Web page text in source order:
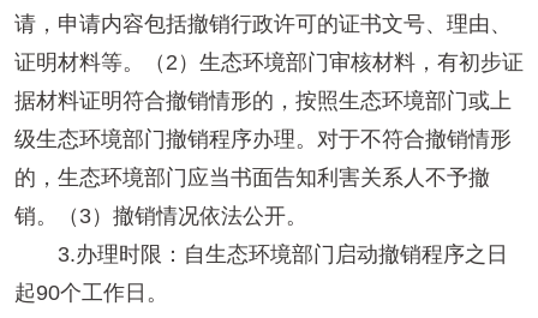
请，申请内容包括撤销行政许可的证书文号、理由、
证明材料等。（2）生态环境部门审核材料，有初步证
据材料证明符合撤销情形的，按照生态环境部门或上
级生态环境部门撤销程序办理。对于不符合撤销情形
的，生态环境部门应当书面告知利害关系人不予撤
销。（3）撤销情况依法公开。
3.办理时限：自生态环境部门启动撤销程序之日
起90个工作日。